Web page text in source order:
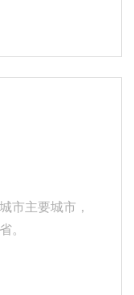
市主要城市，
。